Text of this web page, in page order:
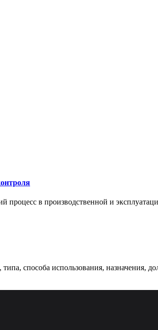
в производственной и
способа использования, назначения,